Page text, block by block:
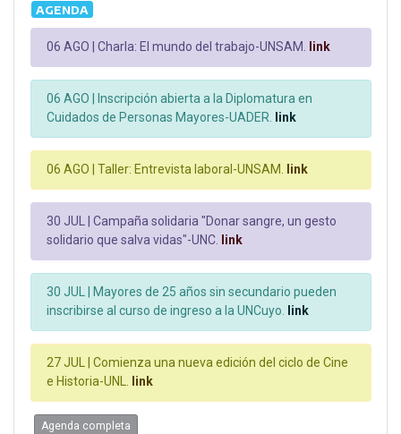
AGENDA
06 AGO | Charla: El mundo del trabajo-UNSAM. link
06 AGO |
Inscripción abierta a la Diplomatura en
Cuidados de Personas Mayores-UADER.
link
06 AGO | Taller: Entrevista laboral-UNSAM. link
30 JUL |
Campaña solidaria "Donar sangre, un gesto
solidario que salva vidas"-UNC.
link
30 JUL |
Mayores de 25 años sin secundario pueden
inscribirse al curso de ingreso a la UNCuyo.
link
27 JUL |
Comienza una nueva edición del ciclo de Cine
e Historia-UNL.
link
Agenda completa